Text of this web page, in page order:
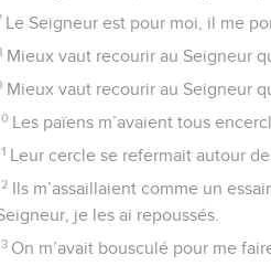
Le Seigneur est pour moi, il me
Mieux vaut recourir au Seigneur
Mieux vaut recourir au Seigneur
Les païens m’avaient tous
Leur cercle se refermait autour
Ils m’assaillaient comme un
je les ai repoussés.
On m’avait bousculé pour me